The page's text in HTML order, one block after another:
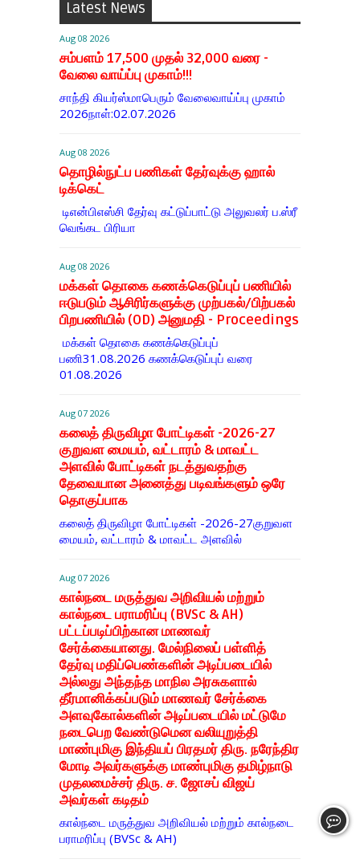
Latest News
Aug 08 2026
சம்பளம் 17,500 முதல் 32,000 வரை -
வேலை வாய்ப்பு முகாம்!!!
சாந்தி கியர்ஸ்மாபெரும் வேலைவாய்ப்பு முகாம்
2026நாள்:02.07.2026
Aug 08 2026
தொழில்நுட்ப பணிகள் தேர்வுக்கு ஹால் ​
டிக்கெட்
டிஎன்​பிஎஸ்சி தேர்வு கட்​டுப்​பாட்டு அலு​வலர் ப.ஸ்ரீ
வெங்கட பிரியா
Aug 08 2026
மக்கள் தொகை கணக்கெடுப்புப் பணியில்
ஈடுபடும் ஆசிரிர்களுக்கு முற்பகல்/பிற்பகல்
பிறபணியில் (OD) அனுமதி - Proceedings
மக்கள் தொகை கணக்கெடுப்புப்
பணி31.08.2026 கணக்கெடுப்புப் வரை
01.08.2026
Aug 07 2026
கலைத் திருவிழா போட்டிகள் -2026-27
குறுவள மையம், வட்டாரம் & மாவட்ட
அளவில் போட்டிகள் நடத்துவதற்கு
தேவையான அனைத்து படிவங்களும் ஒரே
தொகுப்பாக
கலைத் திருவிழா போட்டிகள் -2026-27குறுவள
மையம், வட்டாரம் & மாவட்ட அளவில்
Aug 07 2026
கால்நடை மருத்துவ அறிவியல் மற்றும்
கால்நடை பராமரிப்பு (BVSc & AH)
பட்டப்படிப்பிற்கான மாணவர்
சேர்க்கையானது. மேல்நிலைப் பள்ளித்
தேர்வு மதிப்பெண்களின் அடிப்படையில்
அல்லது அந்தந்த மாநில அரசுகளால்
தீர்மானிக்கப்படும் மாணவர் சேர்க்கை
அளவுகோல்களின் அடிப்படையில் மட்டுமே
நடைபெற வேண்டுமென வலியுறுத்தி
மாண்புமிகு இந்தியப் பிரதமர் திரு. நரேந்திர
மோடி அவர்களுக்கு மாண்புமிகு தமிழ்நாடு
முதலமைச்சர் திரு. ச. ஜோசப் விஜய்
அவர்கள் கடிதம்
கால்நடை மருத்துவ அறிவியல் மற்றும் கால்நடை
பராமரிப்பு (BVSc & AH)